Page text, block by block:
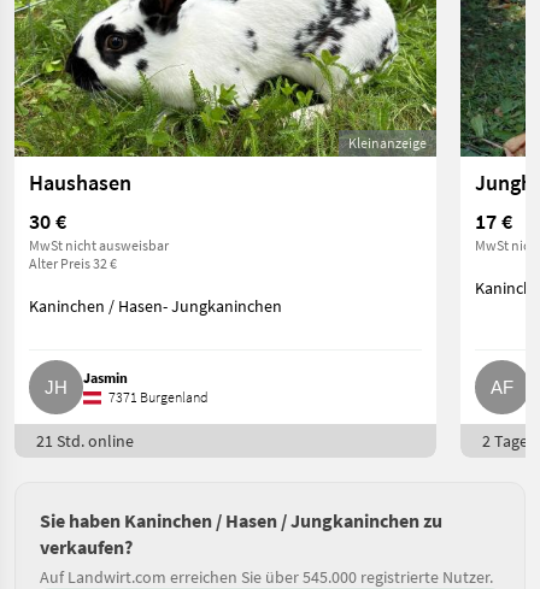
Kleinanzeige
Haushasen
30 €
MwSt nicht ausweisbar
Alter Preis 32 €
Kaninchen / Hasen- Jungkaninchen
Jasmin
7371 Burgenland
21 Std. online
17 €
MwSt
2 Tage
Sie haben Kaninchen / Hasen / Jungkaninchen zu
verkaufen?
Auf Landwirt.com erreichen Sie über 545.000 registrierte Nutzer.